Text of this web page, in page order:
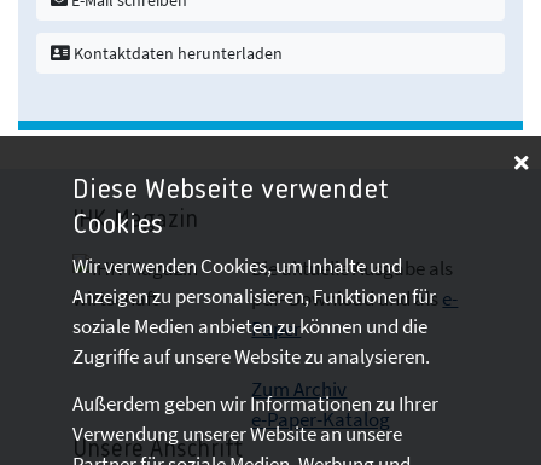
Kontaktdaten herunterladen
IHK-Magazin
Die aktuelle Ausgabe als
pdf- Downloadund als e-
Paper
Zum Archiv
e-Paper-Katalog
Unsere Anschrift
Diese Webseite verwendet
Cookies
Wir verwenden Cookies, um Inhalte und
Anzeigen zu personalisieren, Funktionen für
soziale Medien anbieten zu können und die
Zugriffe auf unsere Website zu analysieren.
Außerdem geben wir Informationen zu Ihrer
Verwendung unserer Website an unsere